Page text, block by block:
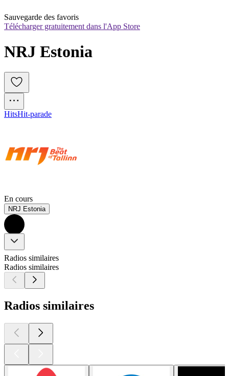
Sauvegarde des favoris
Télécharger gratuitement dans l'App Store
NRJ Estonia
HitsHit-parade
En cours
NRJ Estonia
Radios similaires
Radios similaires
Radios similaires